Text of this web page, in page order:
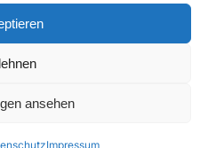
ansehen
Impressum
Impressum